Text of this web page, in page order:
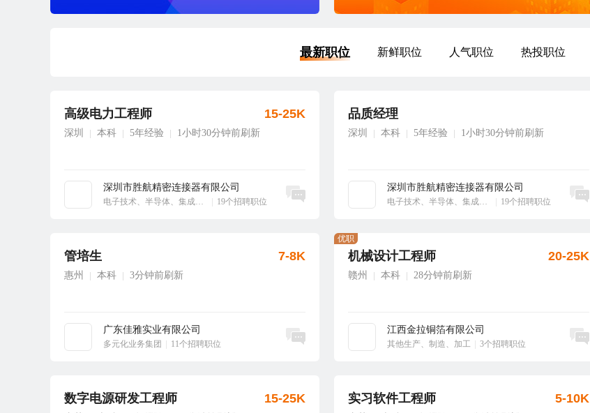
最新职位 新鲜职位 人气职位 热投职位
高级电力工程师
深圳 本科 5年经验 1小时30分钟前刷新
深圳市胜航精密连接器有限公司
电子技术、半导体、集成电路 19个招聘职位
15-25K
立即沟通
品质经理
深圳 本科 5年经验 1小时30分钟前刷新
深圳市胜航精密连接器有限公司
电子技术、半导体、集成电路 19个招聘职位
立即沟通
管培生
惠州 本科 3分钟前刷新
广东佳雅实业有限公司
多元化业务集团 11个招聘职位
7-8K
立即沟通
机械设计工程师
赣州 本科 28分钟前刷新
江西金拉铜箔有限公司
其他生产、制造、加工 3个招聘职位
优职
20-25K
立即沟通
数字电源研发工程师 15-25K 实习软件工程师 5-10K